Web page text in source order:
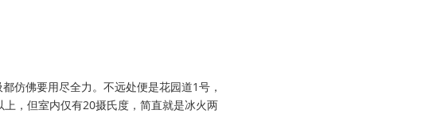
仿佛要用尽全力。不远处便是花园道1号，
，但室内仅有20摄氏度，简直就是冰火两